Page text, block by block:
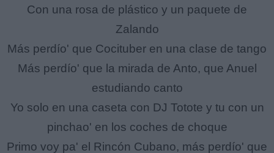
Con una rosa de plástico y un paquete de
Zalando
Más perdío' que Cocituber en una clase de tango
Más perdío' que la mirada de Anto, que Anuel
estudiando canto
Yo solo en una caseta con DJ Totote y tu con un
pinchao' en los coches de choque
Primo voy pa' el Rincón Cubano, más perdío' que